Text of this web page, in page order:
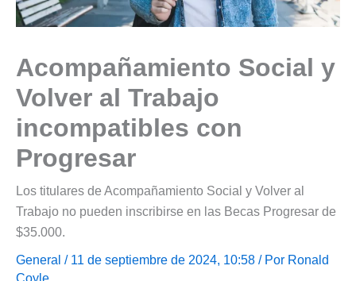
Acompañamiento Social y
Volver al Trabajo
incompatibles con
Progresar
Los titulares de Acompañamiento Social y Volver al
Trabajo no pueden inscribirse en las Becas Progresar de
$35.000.
General / 11 de septiembre de 2024, 10:58 / Por Ronald
Coyle